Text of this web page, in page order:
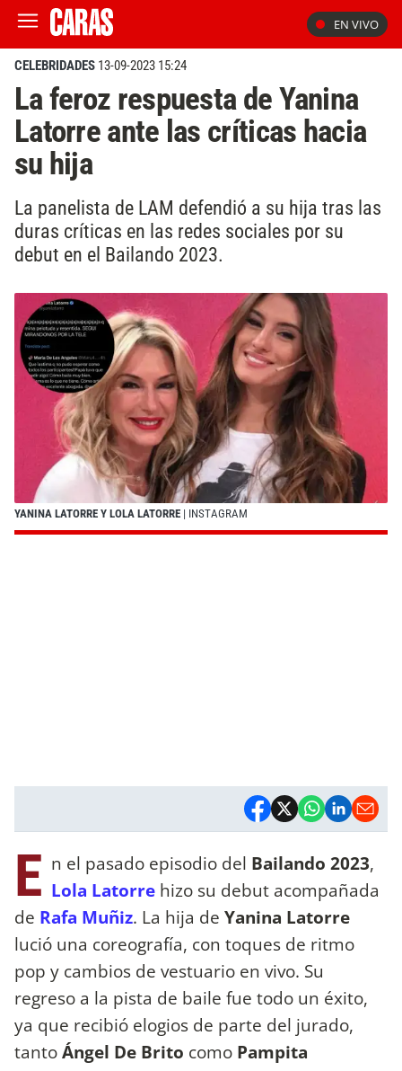
EN VIVO
CELEBRIDADES 13-09-2023 15:24
La feroz respuesta de Yanina
Latorre ante las críticas hacia
su hija
La panelista de LAM defendió a su hija tras las
duras críticas en las redes sociales por su
debut en el Bailando 2023.
YANINA LATORRE Y LOLA LATORRE | INSTAGRAM
E n el pasado episodio del Bailando 2023,
Lola Latorre hizo su debut acompañada
de Rafa Muñiz. La hija de Yanina Latorre
lució una coreografía, con toques de ritmo
pop y cambios de vestuario en vivo. Su
regreso a la pista de baile fue todo un éxito,
ya que recibió elogios de parte del jurado,
tantoÁngel De Brito como Pampita